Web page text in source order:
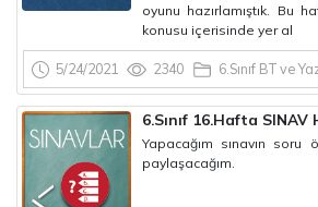
oyunu hazırlamıştık. Bu
konusu içerisinde yer al
5/24/2021 2340 6.Sınıf BT ve
6.Sınıf 16.Hafta SINAV
Yapacağım sınavın
paylaşacağım.